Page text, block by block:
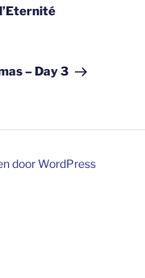
– Day 3
door WordPress